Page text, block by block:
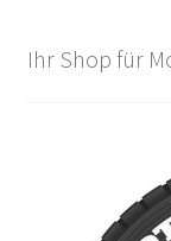
Ihr Shop für